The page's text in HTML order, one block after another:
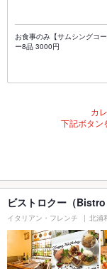
お食事のみ【サムシングコ
ー8品 3000円
カ
下記ボタン
ビストロクー（
イタリアン・フレンチ 北浦